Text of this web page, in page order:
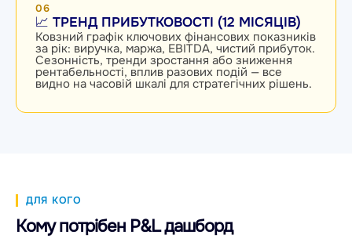
06
📈 ТРЕНД ПРИБУТКОВОСТІ (12 МІСЯЦІВ)
Ковзний графік ключових фінансових показників
за рік: виручка, маржа, EBITDA, чистий прибуток.
Сезонність, тренди зростання або зниження
рентабельності, вплив разових подій — все
видно на часовій шкалі для стратегічних рішень.
ДЛЯ КОГО
Кому потрібен P&L дашборд